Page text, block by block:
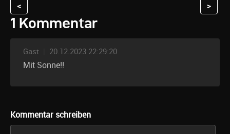
< >
1 Kommentar
Gast 20.12.2023 22:29:20
Mit Sonne!!
Kommentar schreiben